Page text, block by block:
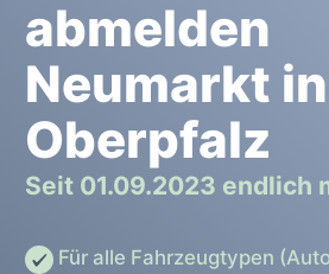
abmelden
Neumarkt
Oberpfalz
Seit 01.09.2023 endlich
Für alle Fahrzeugtypen